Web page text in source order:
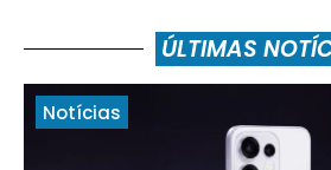
ÚLTIMAS
Notícias